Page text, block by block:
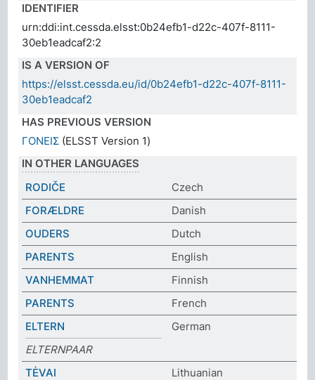
IDENTIFIER
urn:ddi:int.cessda.elsst:0b24efb1-d22c-407f-8111-
30eb1eadcaf2:2
IS A VERSION OF
https://elsst.cessda.eu/id/0b24efb1-d22c-407f-8111-
30eb1eadcaf2
HAS PREVIOUS VERSION
ΓΟΝΕΙΣ (ELSST Version 1)
IN OTHER LANGUAGES
RODIČE
Czech
FORÆLDRE
Danish
OUDERS
Dutch
PARENTS
English
VANHEMMAT
Finnish
PARENTS
French
ELTERN
German
ELTERNPAAR
TĖVAI
Lithuanian